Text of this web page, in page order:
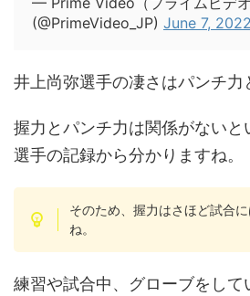
(@PrimeVideo_JP) June 7, 2022
井上尚弥選手の凄さはパンチ力
握力とパンチ力は関係がない
選手の記録から分かりますね。
そのため、握力はさほど試合
ね。
練習や試合中、グローブをして